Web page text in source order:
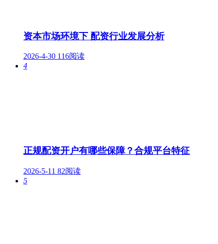
资本市场环境下 配资行业发展分析
2026-4-30 116阅读
4
正规配资开户有哪些保障？合规平台特征
2026-5-11 82阅读
5